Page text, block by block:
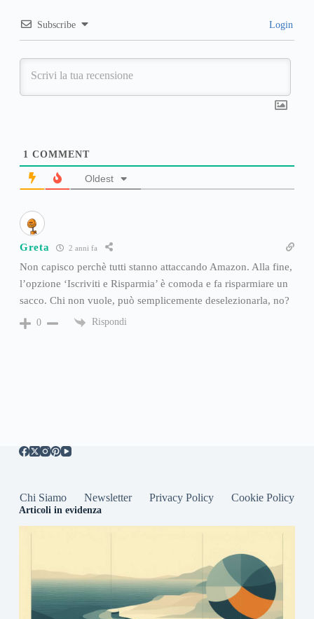
Subscribe Login
1 COMMENT
Oldest
Greta 2 anni fa
Non capisco perchè tutti stanno attaccando Amazon. Alla fine,
l’opzione ‘Iscriviti e Risparmia’ è comoda e fa risparmiare un
sacco. Chi non vuole, può semplicemente deselezionarla, no?
0 Rispondi
Chi Siamo Newsletter Privacy Policy Cookie Policy
Articoli in evidenza